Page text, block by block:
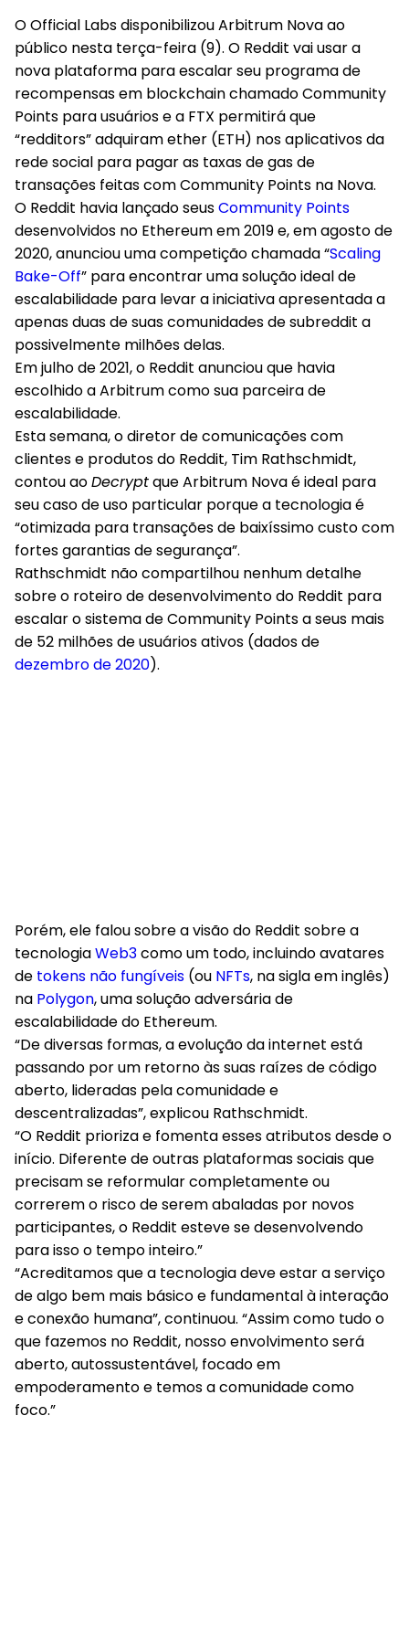
O Official Labs disponibilizou Arbitrum Nova ao
público nesta terça-feira (9). O Reddit vai usar a
nova plataforma para escalar seu programa de
recompensas em blockchain chamado Community
Points para usuários e a FTX permitirá que
“redditors” adquiram ether (ETH) nos aplicativos da
rede social para pagar as taxas de gas de
transações feitas com Community Points na Nova.
O Reddit havia lançado seusCommunity Points
desenvolvidos no Ethereum em 2019 e, em agosto de
2020, anunciou uma competição chamada “Scaling
Bake-Off” para encontrar uma solução ideal de
escalabilidade para levar a iniciativa apresentada a
apenas duas de suas comunidades de subreddit a
possivelmente milhões delas.
Em julho de 2021, o Reddit anunciou que havia
escolhido a Arbitrum como sua parceira de
escalabilidade.
Esta semana, o diretor de comunicações com
clientes e produtos do Reddit, Tim Rathschmidt,
contou aoDecryptque Arbitrum Nova é ideal para
seu caso de uso particular porque a tecnologia é
“otimizada para transações de baixíssimo custo com
fortes garantias de segurança”.
Rathschmidt não compartilhou nenhum detalhe
sobre o roteiro de desenvolvimento do Reddit para
escalar o sistema de Community Points a seus mais
de 52 milhões de usuários ativos (dados de
dezembro de 2020).
Porém, ele falou sobre a visão do Reddit sobre a
tecnologiaWeb3como um todo, incluindo avatares
de tokens não fungíveis (ou NFTs, na sigla em inglês)
na Polygon, uma solução adversária de
escalabilidade do Ethereum.
“De diversas formas, a evolução da internet está
passando por um retorno às suas raízes de código
aberto, lideradas pela comunidade e
descentralizadas”, explicou Rathschmidt.
“O Reddit prioriza e fomenta esses atributos desde o
início. Diferente de outras plataformas sociais que
precisam se reformular completamente ou
correrem o risco de serem abaladas por novos
participantes, o Reddit esteve se desenvolvendo
para isso o tempo inteiro.”
“Acreditamos que a tecnologia deve estar a serviço
de algo bem mais básico e fundamental à interação
e conexão humana”, continuou. “Assim como tudo o
que fazemos no Reddit, nosso envolvimento será
aberto, autossustentável, focado em
empoderamento e temos a comunidade como
foco.”